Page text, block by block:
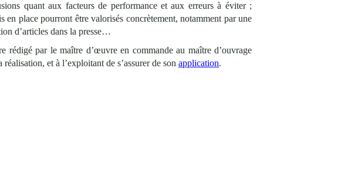
quant aux facteurs de performance et aux erreurs à éviter ;
en place pourront être valorisés concrètement, notamment par une
d’articles dans la presse…
rédigé par le maître d’œuvre en commande au maître d’ouvrage
réalisation, et à l’exploitant de s’assurer de son application.